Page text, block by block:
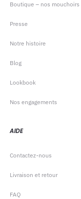
Boutique – nos mouchoirs
Presse
Notre histoire
Blog
Lookbook
Nos engagements
AIDE
Contactez-nous
Livraison et retour
FAQ